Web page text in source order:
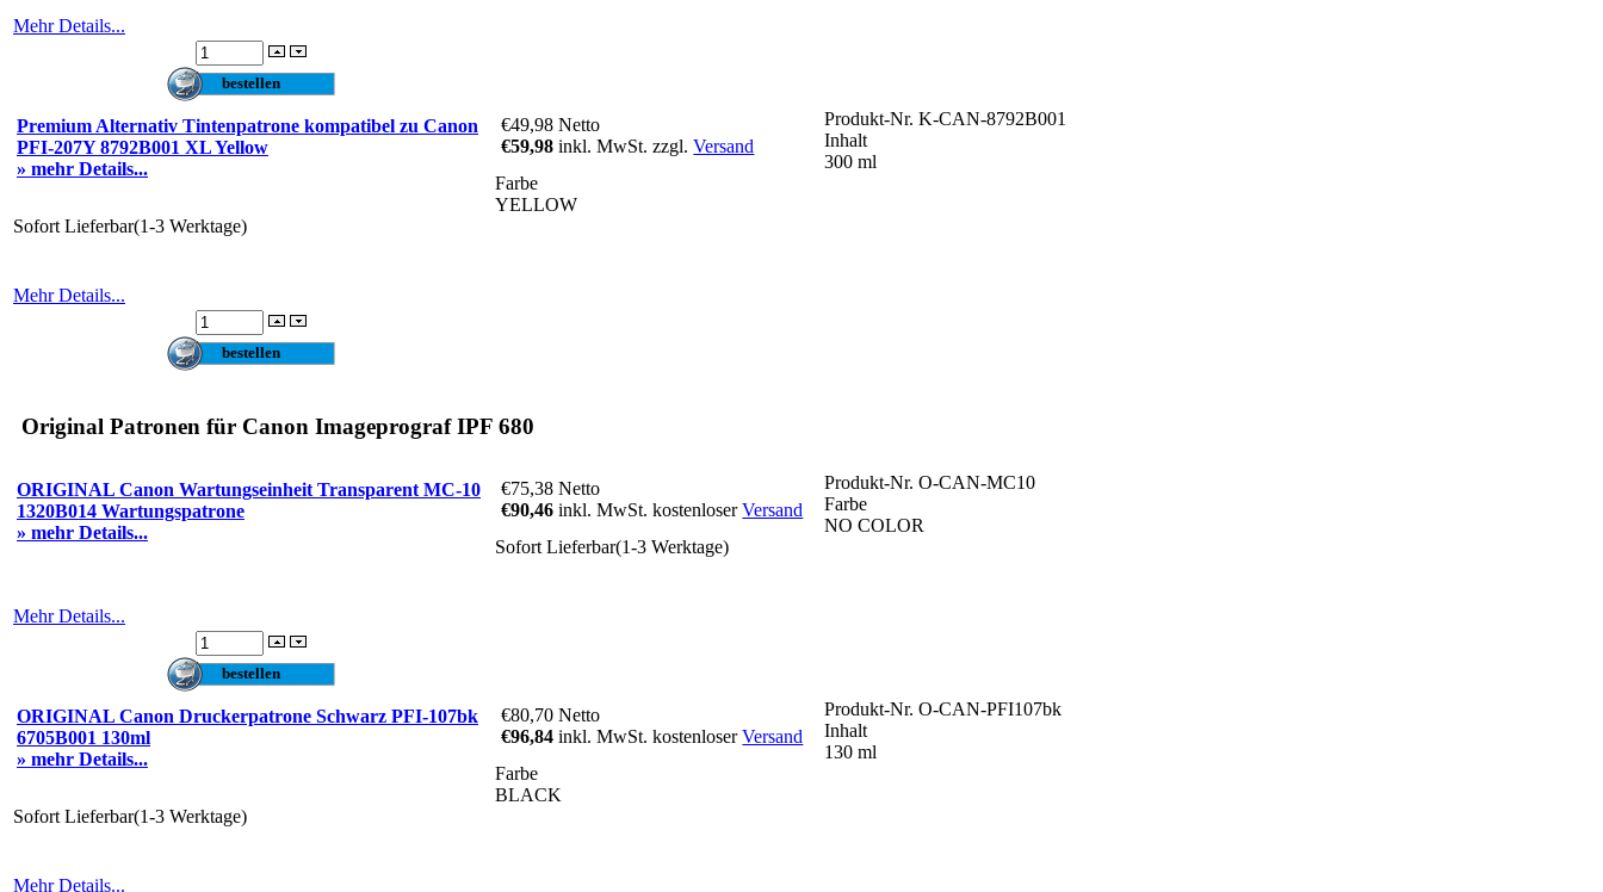
Mehr Details...
Premium Alternativ Tintenpatrone kompatibel zu Canon
PFI-207Y 8792B001 XL Yellow
» mehr Details...
€49,98Netto
€59,98inkl. MwSt. zzgl.Versand
Produkt-Nr. K-CAN-8792B001
Inhalt
300 ml
Farbe
YELLOW
Sofort Lieferbar(1-3 Werktage)
Mehr Details...
Original Patronen für Canon Imageprograf IPF 680
ORIGINAL Canon Wartungseinheit Transparent MC-10
1320B014 Wartungspatrone
» mehr Details...
€75,38Netto
€90,46inkl. MwSt. kostenloserVersand
Produkt-Nr. O-CAN-MC10
Farbe
NO COLOR
Sofort Lieferbar(1-3 Werktage)
Mehr Details...
ORIGINAL Canon Druckerpatrone Schwarz PFI-107bk
6705B001 130ml
» mehr Details...
€80,70Netto
€96,84inkl. MwSt. kostenloserVersand
Produkt-Nr. O-CAN-PFI107bk
Inhalt
130 ml
Farbe
BLACK
Sofort Lieferbar(1-3 Werktage)
Mehr Details...